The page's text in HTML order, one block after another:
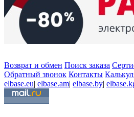
Возврат и обмен Поиск заказа
Обратный звонок Контакты
elbase.eu| elbase.am| elbase.by|